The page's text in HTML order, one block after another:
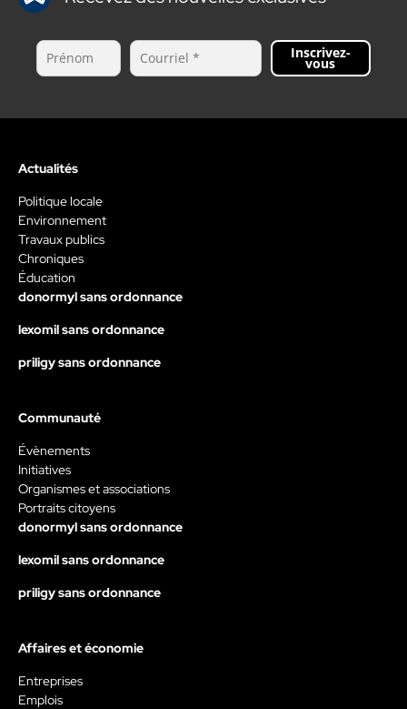
Inscrivez-
vous
Actualités
Politique locale
Environnement
Travaux publics
Chroniques
Éducation
donormyl sans ordonnance
lexomil sans ordonnance
priligy sans ordonnance
Communauté
Évènements
Initiatives
Organismes et associations
Portraits citoyens
donormyl sans ordonnance
lexomil sans ordonnance
priligy sans ordonnance
Affaires et économie
Entreprises
Emplois